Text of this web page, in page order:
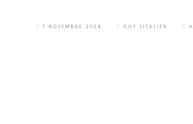
1 NOVEMBRE 2024 GUY LITALIEN